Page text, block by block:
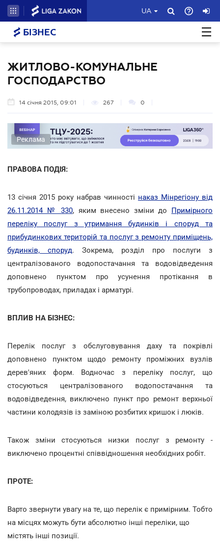
UA
БІЗНЕС
ЖИТЛОВО-КОМУНАЛЬНЕ
ГОСПОДАРСТВО
14 січня 2015, 09:01 267 0
Реклама
ПРАВОВА ПОДІЯ:
13 січня 2015 року набрав чинності наказ Мінрегіону від
26.11.2014 № 330, яким внесено зміни до Примірного
переліку послуг з утримання будинків і споруд та
прибудинкових територій та послуг з ремонту приміщень,
будинків, споруд. Зокрема, розділ про послуги з
централізованого водопостачання та водовідведення
доповнено пунктом про усунення протікання в
трубопроводах, приладах і арматурі.
ВПЛИВ НА БІЗНЕС:
Перелік послуг з обслуговування даху та покрівлі
доповнено пунктом щодо ремонту проміжних вузлів
дерев'яних форм. Водночас з переліку послуг, що
стосуються централізованого водопостачання та
водовідведення, виключено пункт про ремонт верхньої
частини колодязів із заміною розбитих кришок і люків.
Також зміни стосуються низки послуг з ремонту -
виключено процентні співвідношення необхідних робіт.
ПРОТЕ:
Варто звернути увагу на те, що перелік є примірним. Тобто
на місцях можуть бути абсолютно інші переліки, що
містять інші позиції.